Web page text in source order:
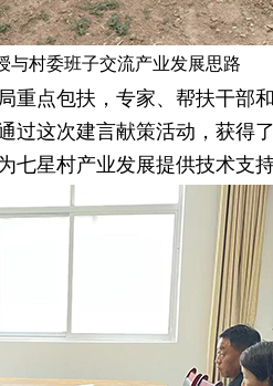
与村委班子交流产业发展思路
点包扶，专家、帮扶干部
过这次建言献策活动，获得
七星村产业发展提供技术支持